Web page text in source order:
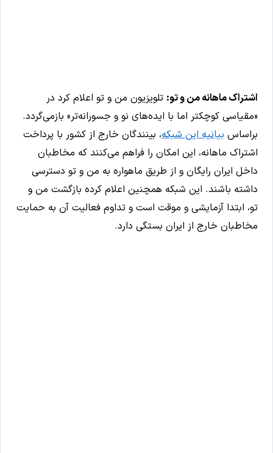
اشتراک ماهانه من‌ و تو:تلویزیون من‌ و تو اعلام کرد در
«مقیاسی کوچکتر اما با ایده‌های نو و جسورانه‌تر» بازمی‌گردد.
براساس بیانیه این شبکه، بینندگان خارج از کشور با پرداخت
اشتراک ماهانه، این امکان را فراهم می‌کنند که مخاطبان
داخل ایران رایگان و از طریق ماهواره به من‌ و تو دسترسی
داشته باشند. این شبکه همچنین اعلام کرده بازگشت من‌ و
تو، ‌ابتدا آزمایشی و موقت است و تداوم فعالیت آن به حمایت
مخاطبان خارج از ایران بستگی دارد.